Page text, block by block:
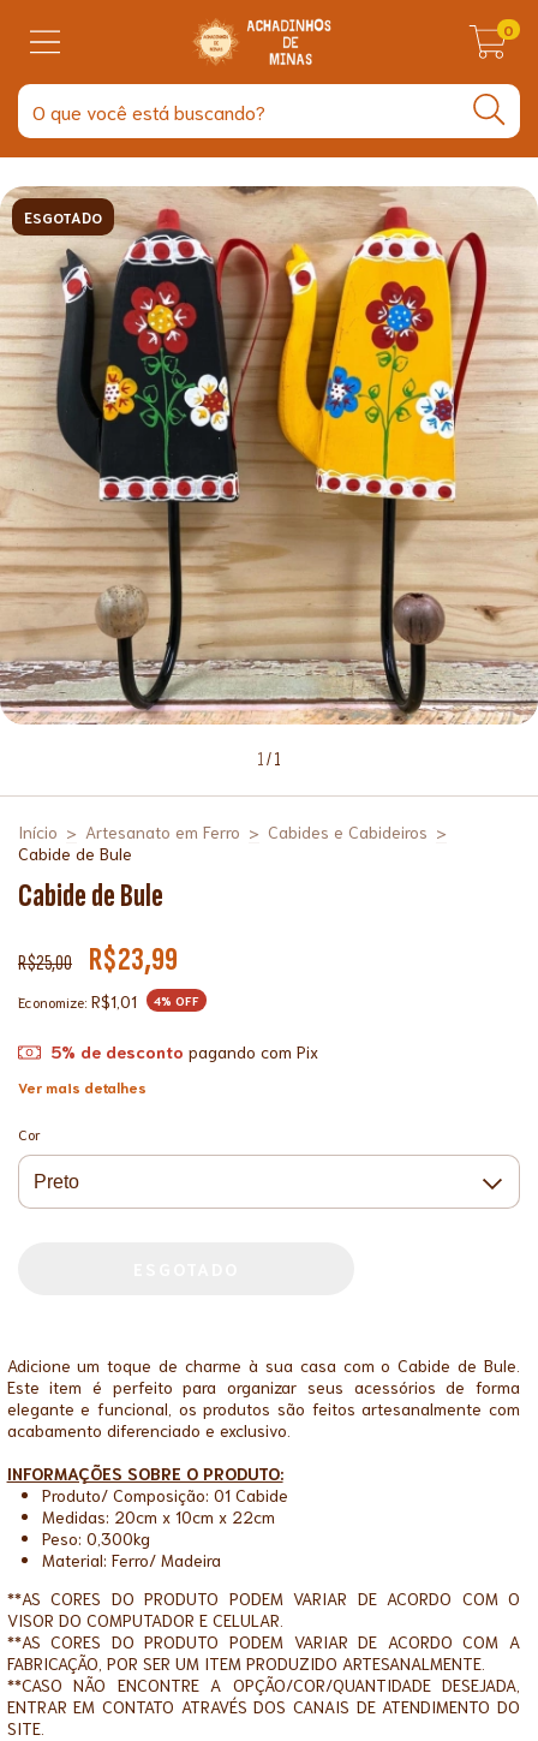
0
ESGOTADO
1/1
Início > Artesanato em Ferro > Cabides e Cabideiros >
Cabide de Bule
Cabide de Bule
R$25,00 R$23,99
Economize: R$1,01 4% OFF
5% de desconto pagando com Pix
Ver mais detalhes
Cor
Adicione um toque de charme à sua casa com o Cabide de Bule.
Este item é perfeito para organizar seus acessórios de forma
elegante e funcional, os produtos são feitos artesanalmente com
acabamento diferenciado e exclusivo.
INFORMAÇÕES SOBRE O PRODUTO:
Produto/ Composição: 01 Cabide
Medidas: 20cm x 10cm x 22cm
Peso: 0,300kg
Material: Ferro/ Madeira
**AS CORES DO PRODUTO PODEM VARIAR DE ACORDO COM O
VISOR DO COMPUTADOR E CELULAR.
**AS CORES DO PRODUTO PODEM VARIAR DE ACORDO COM A
FABRICAÇÃO, POR SER UM ITEM PRODUZIDO ARTESANALMENTE.
**CASO NÃO ENCONTRE A OPÇÃO/COR/QUANTIDADE DESEJADA,
ENTRAR EM CONTATO ATRAVÉS DOS CANAIS DE ATENDIMENTO DO
SITE.